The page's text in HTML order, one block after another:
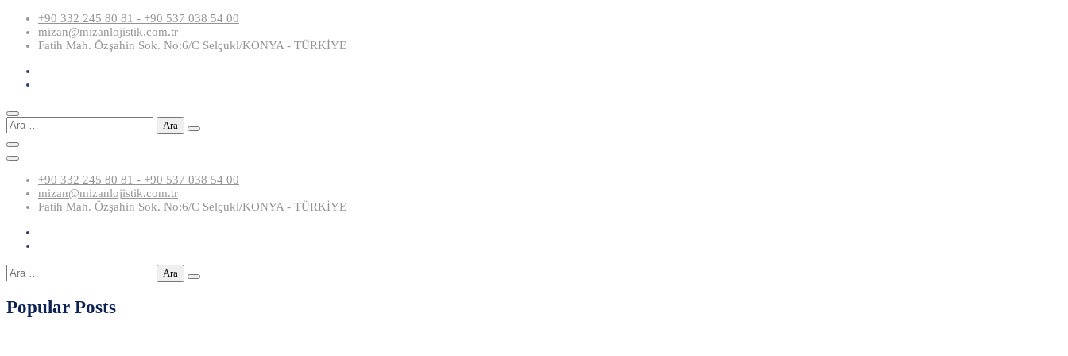
Skip
content
+90 332 245 80 81 - +90 537 038 54 00
mizan@mizanlojistik.com.tr
Fatih Mah. Özşahin Sok. No:6/C Selçukl/KONYA - TÜRKİYE
Arama:
+90 332 245 80 81 - +90 537 038 54 00
mizan@mizanlojistik.com.tr
Fatih Mah. Özşahin Sok. No:6/C Selçukl/KONYA - TÜRKİYE
Arama:
Popular Posts